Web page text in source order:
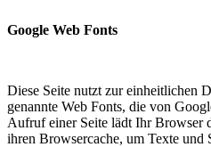
Google Web Fonts
Diese Seite nutzt zur einheitlichen
genannte Web Fonts, die von
Aufruf einer Seite lädt Ihr Browser
ihren Browsercache, um Texte und